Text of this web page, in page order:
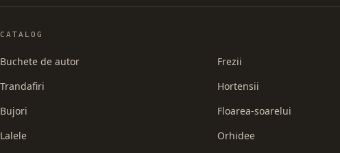
CATALOG
Buchete de autor
Trandafiri
Bujori
Lalele
Frezii
Hortensii
Floarea-soarelui
Orhidee